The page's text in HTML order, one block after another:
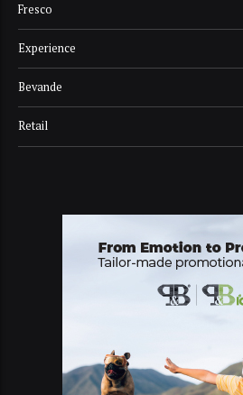
Fresco
Experience
Bevande
Retail